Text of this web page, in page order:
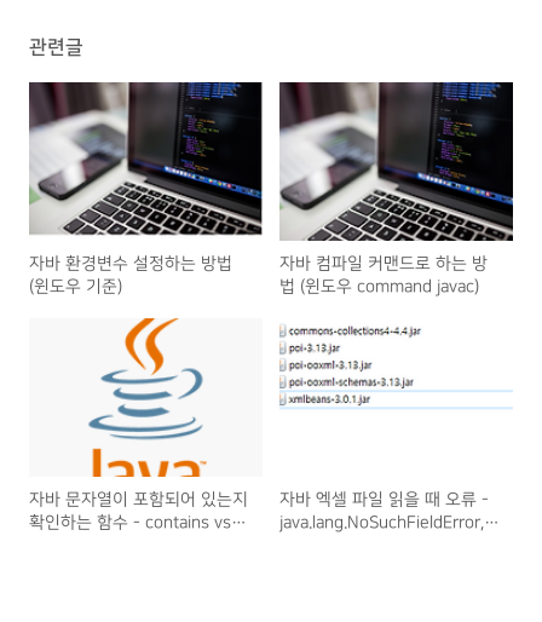
관련글
자바 환경변수 설정하는 방법
(윈도우 기준)
자바 컴파일 커맨드로 하는 방
법 (윈도우 command javac)
자바 문자열이 포함되어 있는지
확인하는 함수 - contains vs
자바 엑셀 파일 읽을 때 오류 -
java.lang.NoSuchFieldError,